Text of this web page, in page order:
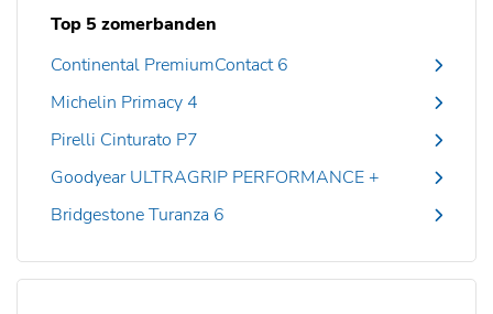
Top 5 zomerbanden
Continental PremiumContact 6
Michelin Primacy 4
Pirelli Cinturato P7
Goodyear ULTRAGRIP PERFORMANCE +
Bridgestone Turanza 6